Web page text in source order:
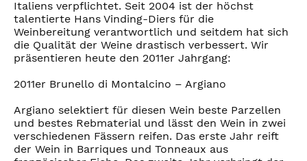
Italiens verpflichtet. Seit 2004 ist der höchst
talentierte Hans Vinding-Diers für die
Weinbereitung verantwortlich und seitdem hat sich
die Qualität der Weine drastisch verbessert. Wir
präsentieren heute den 2011er Jahrgang:
2011er Brunello di Montalcino – Argiano
Argiano selektiert für diesen Wein beste Parzellen
und bestes Rebmaterial und lässt den Wein in zwei
verschiedenen Fässern reifen. Das erste Jahr reift
der Wein in Barriques und Tonneaux aus